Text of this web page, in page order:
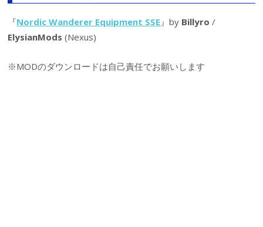
『Nordic Wanderer Equipment SSE 』by Billyro /
ElysianMods (Nexus)
※MODのダウンロードは自己責任でお願いします